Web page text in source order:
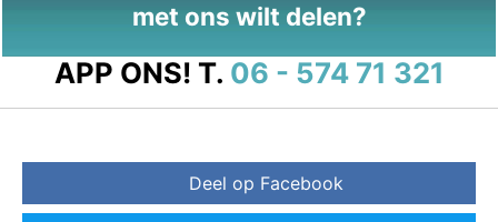
met ons wilt delen?
APP ONS! T. 06 - 574 71 321
Deel op Facebook